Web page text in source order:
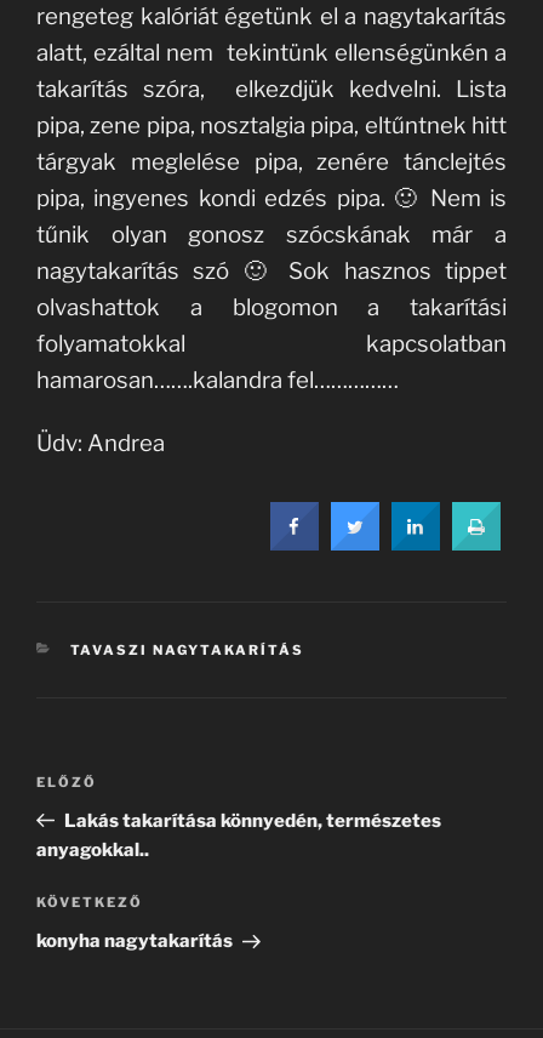
rengeteg kalóriát égetünk el a nagytakarítás
alatt, ezáltal nem tekintünk ellenségünkén a
takarítás szóra, elkezdjük kedvelni. Lista
pipa, zene pipa, nosztalgia pipa, eltűntnek hitt
tárgyak meglelése pipa, zenére tánclejtés
pipa, ingyenes kondi edzés pipa. 🙂 Nem is
tűnik olyan gonosz szócskának már a
nagytakarítás szó 🙂 Sok hasznos tippet
olvashattok a blogomon a takarítási
folyamatokkal kapcsolatban
hamarosan…….kalandra fel……………
Üdv: Andrea
KATEGÓRIÁK
TAVASZI NAGYTAKARÍTÁS
Bejegyzés
Korábbi
bejegyzés
ELŐZŐ
Lakás takarítása könnyedén, természetes
anyagokkal..
Következő
bejegyzés
KÖVETKEZŐ
konyha nagytakarítás